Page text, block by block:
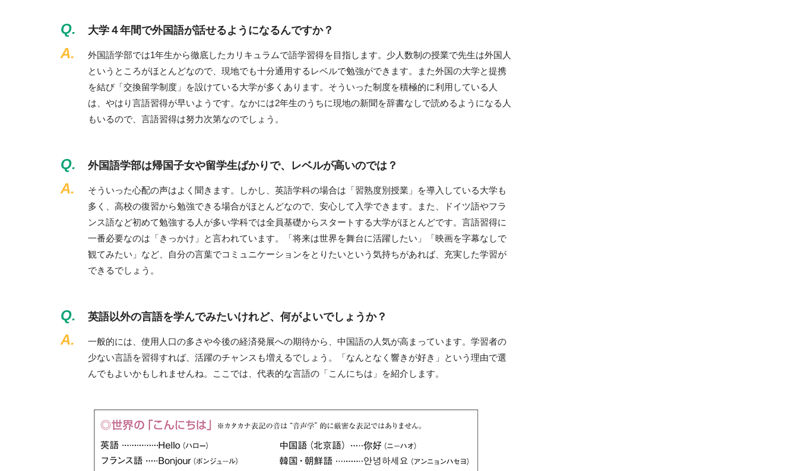
Q. 大学４年間で外国語が話せるようになるんですか？
A.
外国語学部では1年生から徹底したカリキュラムで語学習得を目指します。少人数制の授業で先生は外国人
というところがほとんどなので、現地でも十分通用するレベルで勉強ができます。また外国の大学と提携
を結び「交換留学制度」を設けている大学が多くあります。そういった制度を積極的に利用している人
は、やはり言語習得が早いようです。なかには2年生のうちに現地の新聞を辞書なしで読めるようになる人
もいるので、言語習得は努力次第なのでしょう。
Q. 外国語学部は帰国子女や留学生ばかりで、レベルが高いのでは？
A.
そういった心配の声はよく聞きます。しかし、英語学科の場合は「習熟度別授業」を導入している大学も
多く、高校の復習から勉強できる場合がほとんどなので、安心して入学できます。また、ドイツ語やフラ
ンス語など初めて勉強する人が多い学科では全員基礎からスタートする大学がほとんどです。言語習得に
一番必要なのは「きっかけ」と言われています。「将来は世界を舞台に活躍したい」「映画を字幕なしで
観てみたい」など、自分の言葉でコミュニケーションをとりたいという気持ちがあれば、充実した学習が
できるでしょう。
Q. 英語以外の言語を学んでみたいけれど、何がよいでしょうか？
A.
一般的には、使用人口の多さや今後の経済発展への期待から、中国語の人気が高まっています。学習者の
少ない言語を習得すれば、活躍のチャンスも増えるでしょう。「なんとなく響きが好き」という理由で選
んでもよいかもしれませんね。ここでは、代表的な言語の「こんにちは」を紹介します。